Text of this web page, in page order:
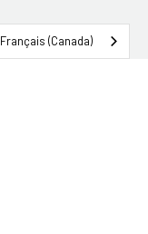
Français (Canada)